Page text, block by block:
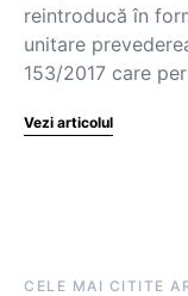
reintroducă în
unitare
153/2017 care
Vezi articolul
CELE MAI CITITE